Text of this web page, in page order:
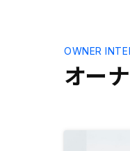
オー
OWNER